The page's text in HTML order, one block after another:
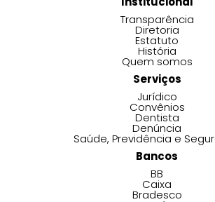
Transparência
Diretoria
Estatuto
História
Quem somos
Serviços
Jurídico
Convênios
Dentista
Denúncia
Saúde, Previdência e
Bancos
BB
Caixa
Bradesco